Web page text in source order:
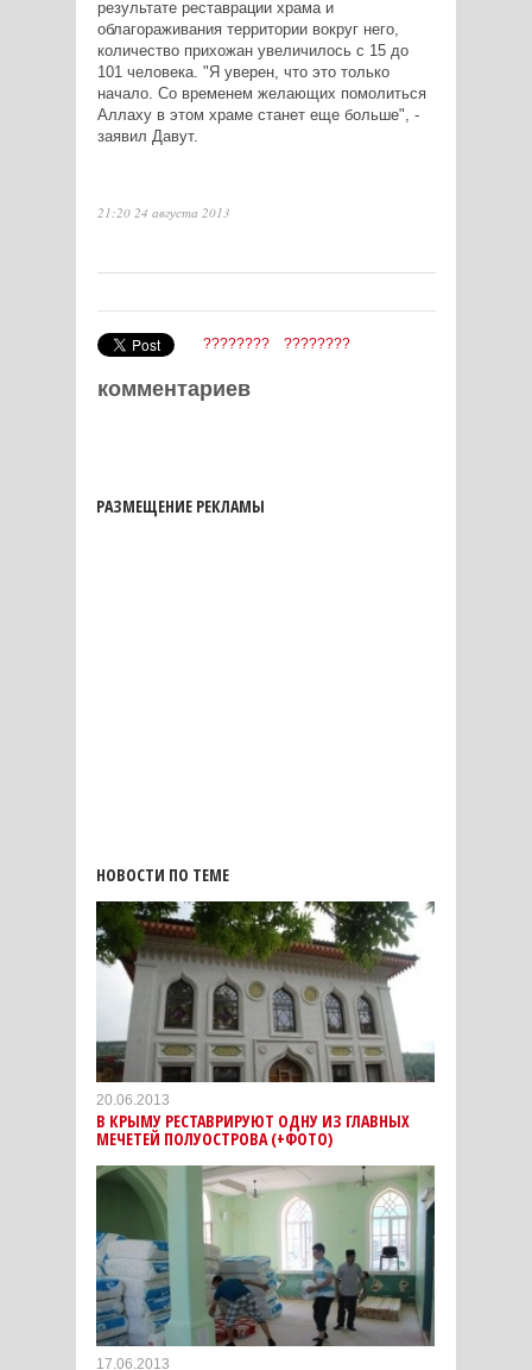
результате реставрации храма и
облагораживания территории вокруг него,
количество прихожан увеличилось с 15 до
101 человека. "Я уверен, что это только
начало. Со временем желающих помолиться
Аллаху в этом храме станет еще больше", -
заявил Давут.
21:20 24 августа 2013
???????? ????????
комментариев
РАЗМЕЩЕНИЕ РЕКЛАМЫ
НОВОСТИ ПО ТЕМЕ
20.06.2013
В КРЫМУ РЕСТАВРИРУЮТ ОДНУ ИЗ ГЛАВНЫХ
МЕЧЕТЕЙ ПОЛУОСТРОВА (+ФОТО)
17.06.2013